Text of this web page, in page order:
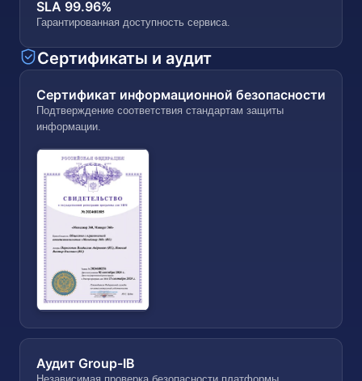
SLA 99.96%
Гарантированная доступность сервиса.
Сертификаты и аудит
Сертификат информационной безопасности
Подтверждение соответствия стандартам защиты
информации.
Аудит Group-IB